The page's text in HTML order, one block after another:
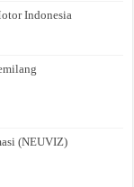
Indonesia
(NEUVIZ)